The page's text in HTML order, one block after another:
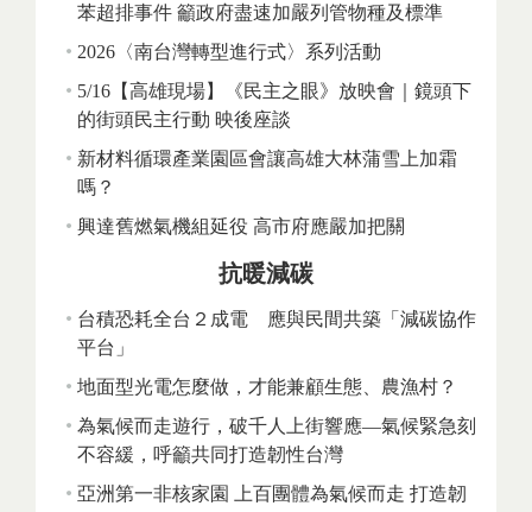
苯超排事件 籲政府盡速加嚴列管物種及標準
2026〈南台灣轉型進行式〉系列活動
5/16【高雄現場】《民主之眼》放映會｜鏡頭下
的街頭民主行動 映後座談
新材料循環產業園區會讓高雄大林蒲雪上加霜
嗎？
興達舊燃氣機組延役 高市府應嚴加把關
抗暖減碳
台積恐耗全台２成電 應與民間共築「減碳協作
平台」
地面型光電怎麼做，才能兼顧生態、農漁村？
為氣候而走遊行，破千人上街響應—氣候緊急刻
不容緩，呼籲共同打造韌性台灣
亞洲第一非核家園 上百團體為氣候而走 打造韌